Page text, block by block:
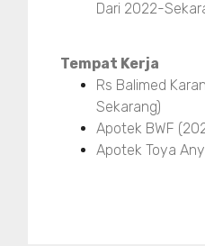
Dari 2022-
Tempat Kerja
Rs Balimed
Sekarang)
Apotek BWF
Apotek Toya